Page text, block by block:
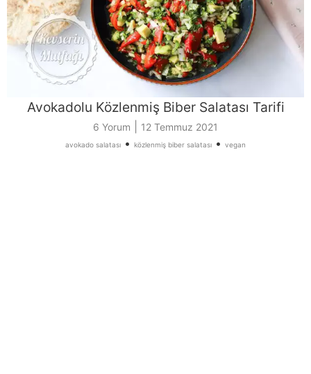
Avokadolu Közlenmiş Biber Salatası Tarifi
6 Yorum 12 Temmuz 2021
avokado salatası • közlenmiş biber salatası • vegan